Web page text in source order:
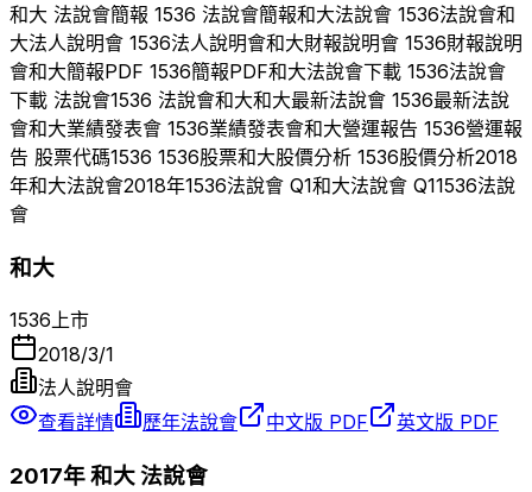
和大 法說會簡報 1536 法說會簡報和大法說會 1536法說會和
大法人說明會 1536法人說明會和大財報說明會 1536財報說明
會和大簡報PDF 1536簡報PDF和大法說會下載 1536法說會
下載 法說會1536 法說會和大和大最新法說會 1536最新法說
會和大業績發表會 1536業績發表會和大營運報告 1536營運報
告 股票代碼1536 1536股票和大股價分析 1536股價分析2018
年和大法說會2018年1536法說會 Q1和大法說會 Q11536法說
會
和大
1536 上市
2018/3/1
法人說明會
查看詳情
歷年法說會 中文版 PDF 英文版 PDF
2017年和大法說會